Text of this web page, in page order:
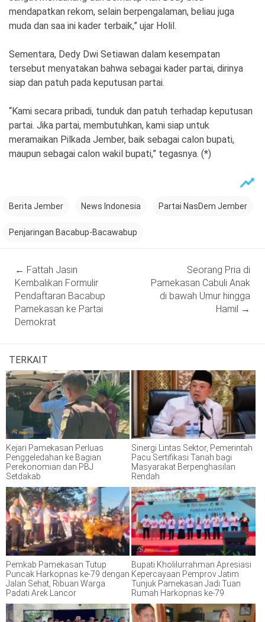
mendapatkan rekom, selain berpengalaman, beliau juga
muda dan saa ini kader terbaik,” ujar Holil.
Sementara, Dedy Dwi Setiawan dalam kesempatan
tersebut menyatakan bahwa sebagai kader partai, dirinya
siap dan patuh pada keputusan partai.
“Kami secara pribadi, tunduk dan patuh terhadap keputusan
partai. Jika partai, membutuhkan, kami siap untuk
meramaikan Pilkada Jember, baik sebagai calon bupati,
maupun sebagai calon wakil bupati,” tegasnya. (*)
Berita Jember News Indonesia Partai NasDem Jember
Penjaringan Bacabup-Bacawabup
navigation
← Fattah Jasin
Kembalikan Formulir
Pendaftaran Bacabup
Pamekasan ke Partai
Demokrat
Seorang Pria di
Pamekasan Cabuli Anak
di bawah Umur hingga
Hamil →
TERKAIT
Kejari Pamekasan Perluas
Penggeledahan ke Bagian
Perekonomian dan PBJ
Setdakab
Sinergi Lintas Sektor, Pemerintah
Pacu Sertifikasi Tanah bagi
Masyarakat Berpenghasilan
Rendah
Pemkab Pamekasan Tutup
Puncak Harkopnas ke-79 dengan
Jalan Sehat, Ribuan Warga
Padati Arek Lancor
Bupati Kholilurrahman Apresiasi
Kepercayaan Pemprov Jatim
Tunjuk Pamekasan Jadi Tuan
Rumah Harkopnas ke-79